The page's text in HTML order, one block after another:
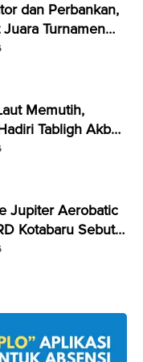
dan Perbankan,
Turnamen
Memutih,
Tabligh Akbar
Jupiter Aerobatic
Kotabaru Sebut
Biasa